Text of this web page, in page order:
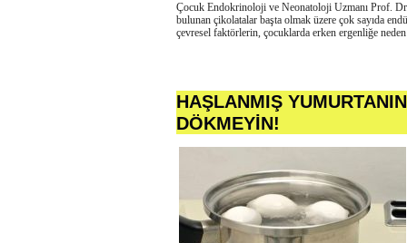
Çocuk Endokrinoloji ve Neonatoloji Uzmanı Prof.
bulunan çikolatalar başta olmak üzere çok sayıda
çevresel faktörlerin, çocuklarda erken ergenliğe
HAŞLANMIŞ
DÖKMEYİN!